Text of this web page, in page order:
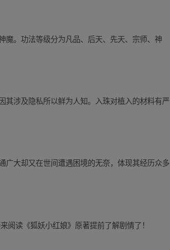
魔。功法等级分为凡品、后天、先天、宗师、神
其涉及隐私所以鲜为人知。入珠对植入的材料有严
广大却又在世间遭遇困境的无奈，体现其经历众多
读《狐妖小红娘》原著提前了解剧情了！